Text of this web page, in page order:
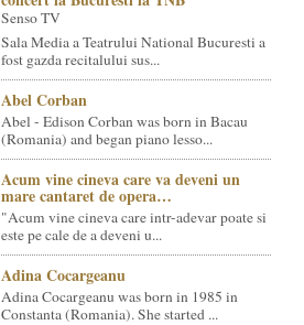
Senso TV
Sala Media a Teatrului National Bucuresti a
fost gazda recitalului sus...
Abel Corban
Abel - Edison Corban was born in Bacau
(Romania) and began piano lesso...
Acum vine cineva care va deveni un
mare cantaret de opera…
"Acum vine cineva care intr-adevar poate si
este pe cale de a deveni u...
Adina Cocargeanu
Adina Cocargeanu was born in 1985 in
Constanta (Romania). She started ...